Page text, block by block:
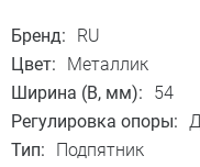
Бренд:
RU
Цвет:
Металлик
Ширина (B, мм):
54
Регулировка опоры:
Тип:
Подпятник